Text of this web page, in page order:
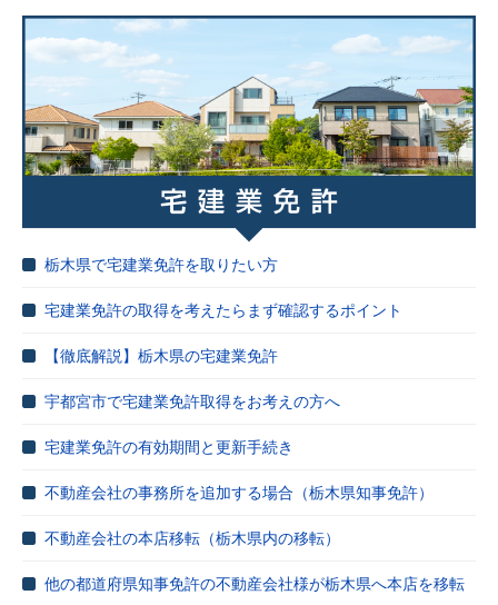
栃木県で宅建業免許を取りたい方
宅建業免許の取得を考えたらまず確認するポイント
【徹底解説】栃木県の宅建業免許
宇都宮市で宅建業免許取得をお考えの方へ
宅建業免許の有効期間と更新手続き
不動産会社の事務所を追加する場合（栃木県知事免許）
不動産会社の本店移転（栃木県内の移転）
他の都道府県知事免許の不動産会社様が栃木県へ本店を移転